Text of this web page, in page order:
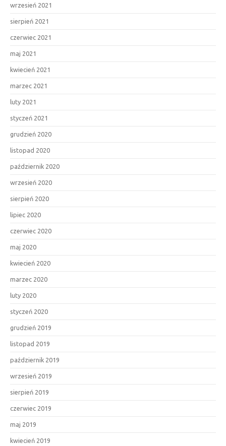
wrzesień 2021
sierpień 2021
czerwiec 2021
maj 2021
kwiecień 2021
marzec 2021
luty 2021
styczeń 2021
grudzień 2020
listopad 2020
październik 2020
wrzesień 2020
sierpień 2020
lipiec 2020
czerwiec 2020
maj 2020
kwiecień 2020
marzec 2020
luty 2020
styczeń 2020
grudzień 2019
listopad 2019
październik 2019
wrzesień 2019
sierpień 2019
czerwiec 2019
maj 2019
kwiecień 2019